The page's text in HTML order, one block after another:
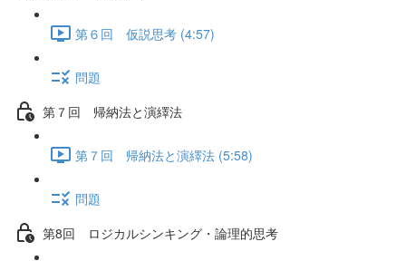
第６回 仮説思考 (4:57)
問題
第７回 帰納法と演繹法
第７回 帰納法と演繹法 (5:58)
問題
第8回 ロジカルシンキング・論理的思考